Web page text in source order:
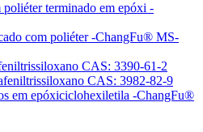
terminado em epóxi -
com poliéter -ChangFu® MS-
CAS: 3390-61-2
CAS: 3982-82-9
em epóxiciclohexiletila -ChangFu®